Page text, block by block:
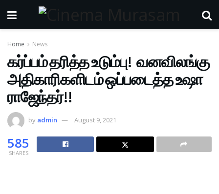
Home News
கர்ப்பம் தரித்த உடும்பு! வனவிலங்கு
அதிகாரிகளிடம் ஒப்படைத்த உஷா
ராஜேந்தர்!!
by admin August 9, 2021
585
SHARES